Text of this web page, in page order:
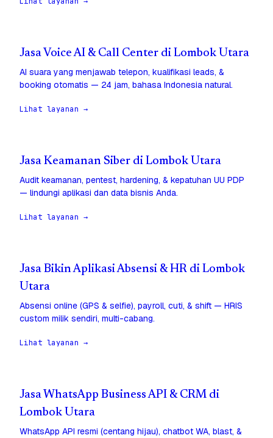
Jasa Voice AI & Call Center di Lombok Utara
AI suara yang menjawab telepon, kualifikasi leads, &
booking otomatis — 24 jam, bahasa Indonesia natural.
Lihat layanan →
Jasa Keamanan Siber di Lombok Utara
Audit keamanan, pentest, hardening, & kepatuhan UU PDP
— lindungi aplikasi dan data bisnis Anda.
Lihat layanan →
Jasa Bikin Aplikasi Absensi & HR di Lombok
Utara
Absensi online (GPS & selfie), payroll, cuti, & shift — HRIS
custom milik sendiri, multi-cabang.
Lihat layanan →
Jasa WhatsApp Business API & CRM di
Lombok Utara
WhatsApp API resmi (centang hijau), chatbot WA, blast, &